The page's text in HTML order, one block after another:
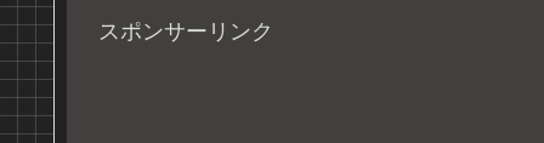
スポンサーリンク